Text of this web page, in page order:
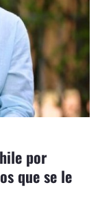
por
que se le